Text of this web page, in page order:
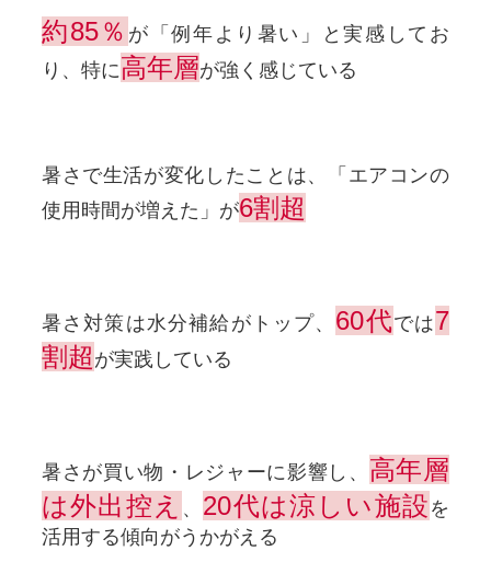
約85％ が「例年より暑い」と実感してお
り、特に高年層が強く感じている
暑さで生活が変化したことは、「エアコンの
使用時間が増えた」が6割超
暑さ対策は水分補給がトップ、 60代では7
割超 が実践している
暑さが買い物・レジャーに影響し、 高年層
は外出控え 、 20代は涼しい施設 を
活用する傾向がうかがえる